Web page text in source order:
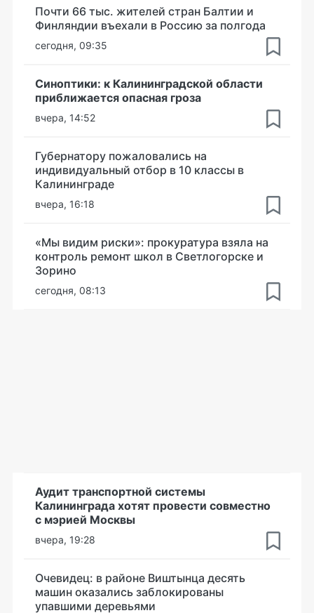
Почти 66 тыс. жителей стран Балтии и
Финляндии въехали в Россию за полгода
сегодня, 09:35
Синоптики: к Калининградской области
приближается опасная гроза
вчера, 14:52
Губернатору пожаловались на
индивидуальный отбор в 10 классы в
Калининграде
вчера, 16:18
«Мы видим риски»: прокуратура взяла на
контроль ремонт школ в Светлогорске и
Зорино
сегодня, 08:13
Аудит транспортной системы
Калининграда хотят провести совместно
с мэрией Москвы
вчера, 19:28
Очевидец: в районе Виштынца десять
машин оказались заблокированы
упавшими деревьями